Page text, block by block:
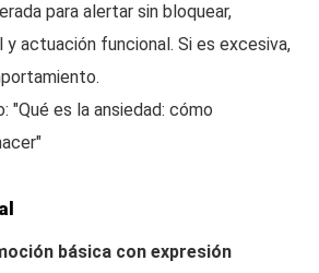
para alertar sin bloquear,
actuación funcional. Si es excesiva,
"Qué es la ansiedad: cómo
básica con expresión